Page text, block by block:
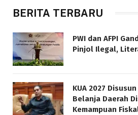
BERITA TERBARU
PWI dan AFPI
Pinjol Ilegal,
KUA 2027
Belanja Daerah
Kemampuan